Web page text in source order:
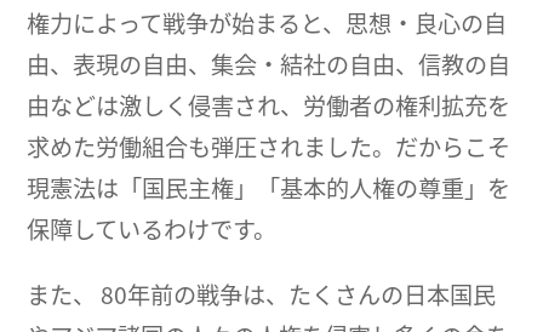
権力によって戦争が始まると、思想・良心の自
由、表現の自由、集会・結社の自由、信教の自
由などは激しく侵害され、労働者の権利拡充を
求めた労働組合も弾圧されました。だからこそ
現憲法は「国民主権」「基本的人権の尊重」を
保障しているわけです。
また、 80年前の戦争は、たくさんの日本国民